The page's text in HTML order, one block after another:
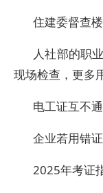
住建委督查
人社部的职
现场检查，更多
电工证互不
企业若用错
2025年考证